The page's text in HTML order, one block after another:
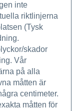
inte
riktlinjerna
(Tysk
skador
Vår
på alla
måtten är
centimeter.
måtten för